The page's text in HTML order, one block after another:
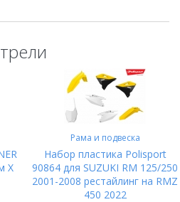
X
Рама и подвеска
Набор пластика Polisport
90864 для SUZUKI RM 125/250
2001-2008 рестайлинг на RMZ
450 2022